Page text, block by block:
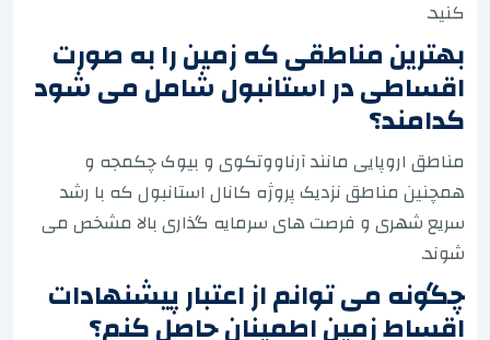
کنید.
بهترین مناطقی که زمین را به صورت
اقساطی در استانبول شامل می شود
کدامند؟
مناطق اروپایی مانند آرناووتکوی و بیوک چکمجه و
همچنین مناطق نزدیک پروژه کانال استانبول که با رشد
سریع شهری و فرصت های سرمایه گذاری بالا مشخص می
شوند.
چگونه می توانم از اعتبار پیشنهادات
اقساط زمین اطمینان حاصل کنم؟